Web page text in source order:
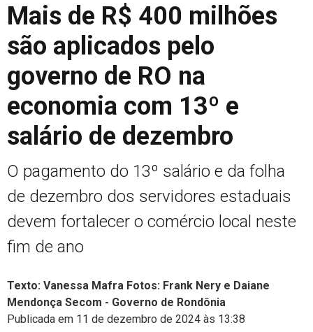
Mais de R$ 400 milhões
são aplicados pelo
governo de RO na
economia com 13º e
salário de dezembro
O pagamento do 13º salário e da folha
de dezembro dos servidores estaduais
devem fortalecer o comércio local neste
fim de ano
Texto: Vanessa Mafra Fotos: Frank Nery e Daiane
Mendonça Secom - Governo de Rondônia
Publicada em 11 de dezembro de 2024 às 13:38